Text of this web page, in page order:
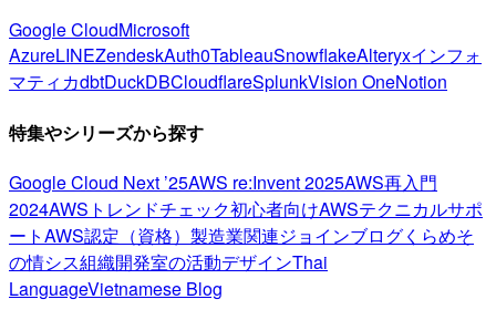
Google CloudMicrosoft
AzureLINEZendeskAuth0TableauSnowflakeAlteryxインフォ
マティカdbtDuckDBCloudflareSplunkVision OneNotion
特集やシリーズから探す
Google Cloud Next ’25AWS re:Invent 2025AWS再入門
2024AWSトレンドチェック初心者向けAWSテクニカルサポ
ートAWS認定（資格） 製造業関連ジョインブログくらめそ
の情シス組織開発室の活動デザインThai
LanguageVietnamese Blog